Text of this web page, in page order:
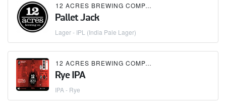
12 ACRES BREWING COMPANY
Pallet Jack
Lager - IPL (India Pale Lager)
12 ACRES BREWING COMPANY
Rye IPA
IPA - Rye